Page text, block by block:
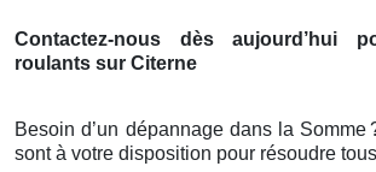
Contactez-nous dès aujourd’hui
roulants sur Citerne
Besoin d’un dépannage dans la Somme
sontà votre disposition pour résoudre